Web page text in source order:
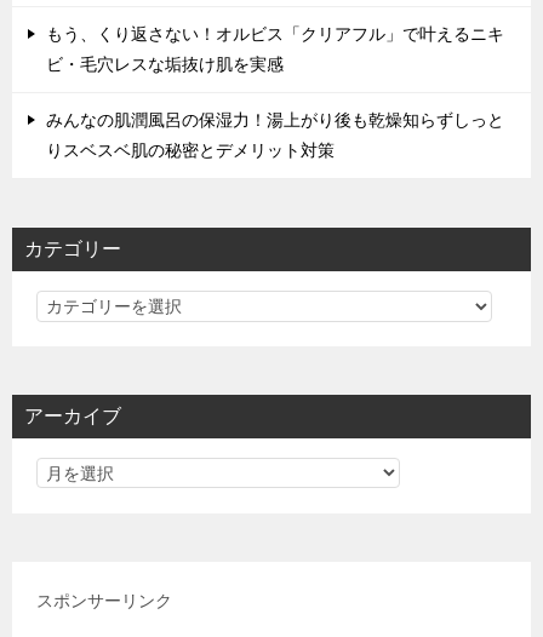
もう、くり返さない！オルビス「クリアフル」で叶えるニキ
ビ・毛穴レスな垢抜け肌を実感
みんなの肌潤風呂の保湿力！湯上がり後も乾燥知らずしっと
りスベスベ肌の秘密とデメリット対策
カテゴリー
カ
リ
アーカイブ
スポンサーリンク